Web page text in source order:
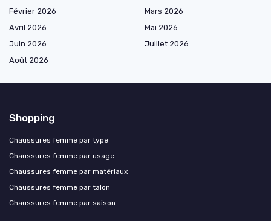
Février 2026
Mars 2026
Avril 2026
Mai 2026
Juin 2026
Juillet 2026
Août 2026
Shopping
Chaussures femme par type
Chaussures femme par usage
Chaussures femme par matériaux
Chaussures femme par talon
Chaussures femme par saison